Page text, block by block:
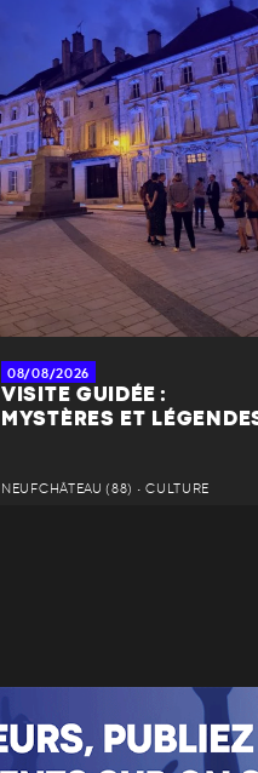
08/08/2026
VISITE GUIDÉE :
MYSTÈRES ET
NEUFCHÂTEAU (88) • CULTURE